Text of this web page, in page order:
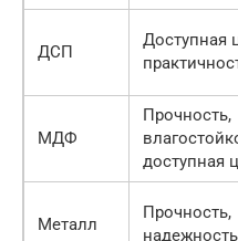
ДСП
Доступная
МДФ
Прочность,
доступная
Металл
Прочность,
надежность